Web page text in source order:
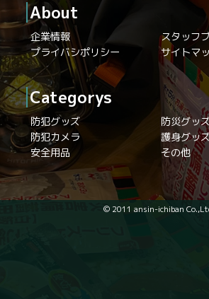
About
企業情報
スタッフ
プライバシポリシー
サイトマ
Categorys
防犯グッズ
防災グッ
防犯カメラ
護身グッ
安全用品
その他
© 2011 ansin-ichiban